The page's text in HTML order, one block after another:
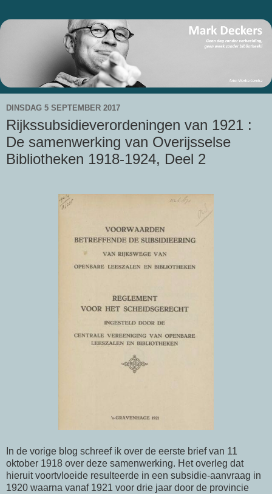
DINSDAG 5 SEPTEMBER 2017
Rijkssubsidieverordeningen van 1921 :
De samenwerking van Overijsselse
Bibliotheken 1918-1924, Deel 2
In de vorige blog schreef ik over de eerste brief van 11
oktober 1918 over deze samenwerking. Het overleg dat
hieruit voortvloeide resulteerde in een subsidie-aanvraag in
1920 waarna vanaf 1921 voor drie jaar door de provincie